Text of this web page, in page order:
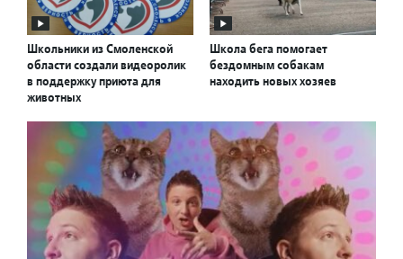
Школьники из Смоленской
области создали видеоролик
в поддержку приюта для
животных
Школа бега помогает
бездомным собакам
находить новых хозяев